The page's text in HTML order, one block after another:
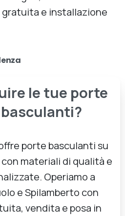
gratuita e installazione
le tue porte
basculanti?
porte basculanti su
materiali di qualità e
Operiamo a
e Spilamberto con
vendita e posa in